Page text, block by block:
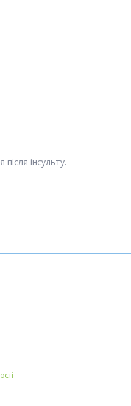
інсульту.